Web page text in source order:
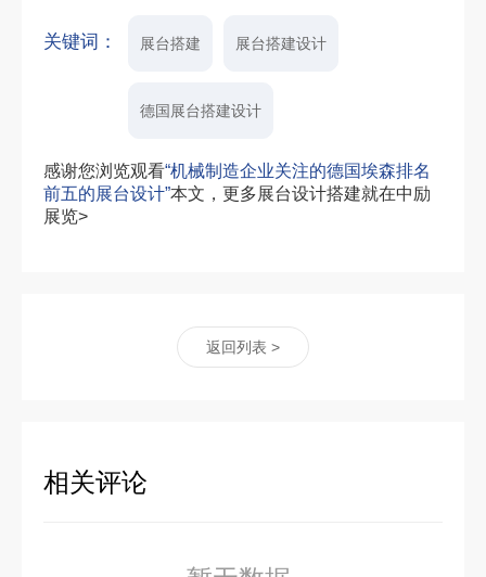
关键词： 展台搭建 展台搭建设计
德国展台搭建设计
感谢您浏览观看“机械制造企业关注的德国埃森排名
前五的展台设计”本文，更多展台设计搭建就在中励
展览>
返回列表 >
相关评论